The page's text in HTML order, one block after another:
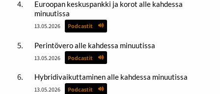
Euroopan keskuspankki ja korot alle kahdessa
minuutissa
13.05.2026 Podcastit
Perintövero alle kahdessa minuutissa
13.05.2026 Podcastit
Hybridivaikuttaminen alle kahdessa minuutissa
13.05.2026 Podcastit